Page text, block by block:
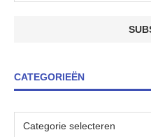
CATEGORIEËN